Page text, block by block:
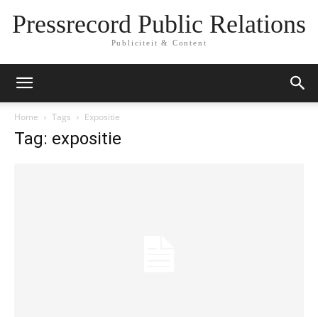
Pressrecord Public Relations
Publiciteit & Content
Home Tags Expositie
Tag: expositie